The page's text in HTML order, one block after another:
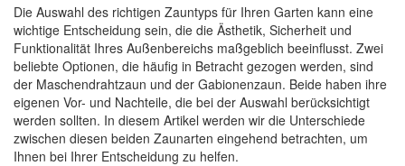
Die Auswahl des richtigen Zauntyps für Ihren Garten kann eine
wichtige Entscheidung sein, die die Ästhetik, Sicherheit und
Funktionalität Ihres Außenbereichs maßgeblich beeinflusst. Zwei
beliebte Optionen, die häufig in Betracht gezogen werden, sind
der Maschendrahtzaun und der Gabionenzaun. Beide haben ihre
eigenen Vor- und Nachteile, die bei der Auswahl berücksichtigt
werden sollten. In diesem Artikel werden wir die Unterschiede
zwischen diesen beiden Zaunarten eingehend betrachten, um
Ihnen bei Ihrer Entscheidung zu helfen.